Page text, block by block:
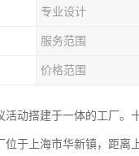
专业设计
服务范围
价格范围
动搭建于一体的工厂
于上海市华新镇，距